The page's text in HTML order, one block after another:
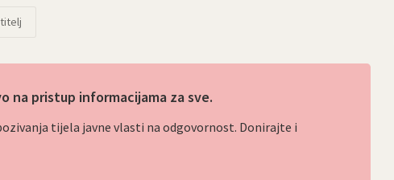
na pristup informacijama za sve.
tijela javne vlasti na odgovornost. Donirajte i